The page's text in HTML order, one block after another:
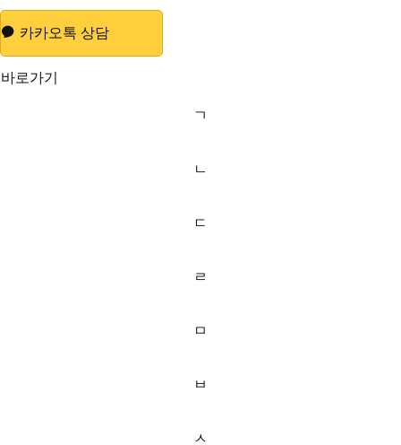
카카오톡 상담
바로가기
ㄱ
ㄴ
ㄷ
ㄹ
ㅁ
ㅂ
ㅅ